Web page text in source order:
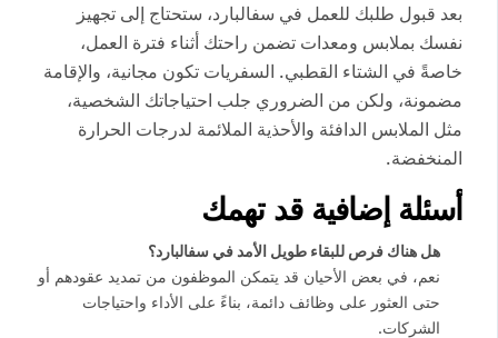
بعد قبول طلبك للعمل في سفالبارد، ستحتاج إلى تجهيز
نفسك بملابس ومعدات تضمن راحتك أثناء فترة العمل،
خاصةً في الشتاء القطبي. السفريات تكون مجانية، والإقامة
مضمونة، ولكن من الضروري جلب احتياجاتك الشخصية،
مثل الملابس الدافئة والأحذية الملائمة لدرجات الحرارة
المنخفضة.
أسئلة إضافية قد تهمك
هل هناك فرص للبقاء طويل الأمد في سفالبارد؟
نعم، في بعض الأحيان قد يتمكن الموظفون من تمديد عقودهم أو
حتى العثور على وظائف دائمة، بناءً على الأداء واحتياجات
الشركات.